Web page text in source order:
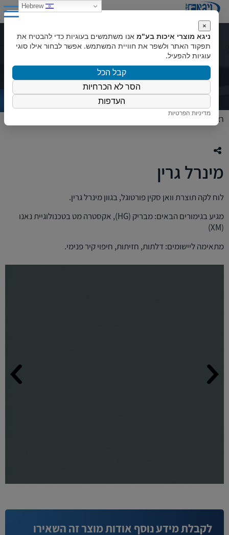
מינרל גרין
ראשי
לקבלת מידע נוסף אודות מוצר זה השאירו
מינרל גרין
לוח לקה תוצרת וואן סקין פורטוגל, בגוון מינרל גרין.
מגיע בגימורים הבאים: מבריק (HG), אקסטרה מט בטכנולוגיית נאנו
(XM)
מתאימה ליישומים: דלתות, חזיתות, חיפוי קיר פנימי.
×
ניגא מוצרי איכות בע"מ אנו משתמשים בעוגיות כדי להבטיח את
תפקוד האתר ולשפר את חוויית המשתמש. אפשר לבחור אילו סוגי
עוגיות להפעיל.
קבל הכל
הסר לא הכרחיות
העדפות
מדיניות הפרטיות
Hebrew